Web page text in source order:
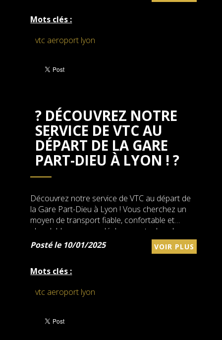
Mots clés :
vtc aeroport lyon
? DÉCOUVREZ NOTRE
SERVICE DE VTC AU
DÉPART DE LA GARE
PART-DIEU À LYON ! ?
Découvrez notre service de VTC au départ de
la Gare Part-Dieu à Lyon ! Vous cherchez un
moyen de transport fiable, confortable et
abordable pour vos déplacements dans la
région Rhône-Alpes ? Nous sommes là pour...
Posté le 10/01/2025 VOIR PLUS
Mots clés :
vtc aeroport lyon